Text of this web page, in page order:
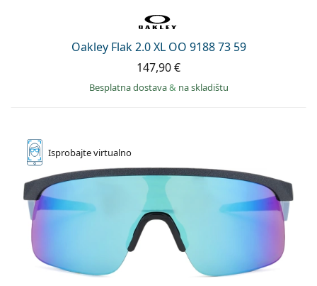
Oakley Flak 2.0 XL OO 9188 73 59
147,90 €
Besplatna dostava& na skladištu
Isprobajtevirtualno